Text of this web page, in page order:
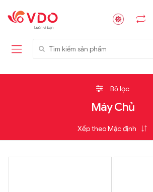
Tìm kiếm sản phẩm
Bộ lọc
Máy Chủ